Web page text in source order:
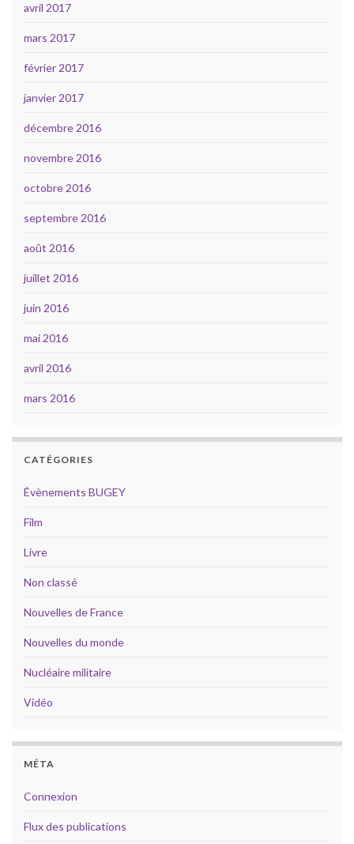
avril 2017
mars 2017
février 2017
janvier 2017
décembre 2016
novembre 2016
octobre 2016
septembre 2016
août 2016
juillet 2016
juin 2016
mai 2016
avril 2016
mars 2016
CATÉGORIES
Évènements BUGEY
Film
Livre
Non classé
Nouvelles de France
Nouvelles du monde
Nucléaire militaire
Vidéo
MÉTA
Connexion
Flux des publications